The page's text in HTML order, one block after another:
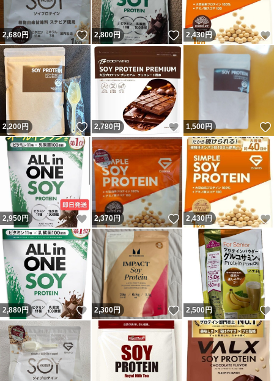
2,680円 いいね！
2,800円 いいね！
2,430円
2,200円 いいね！
2,780 円 いいね！
1,500円
2,950円 いいね！
2,370円 いいね！
2,430円
2,880円 いいね！
2,300円 いいね！
2,500円